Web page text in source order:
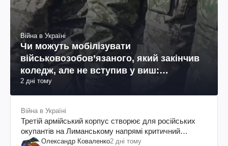
Війна в Україні
Чи можуть мобілізувати
військовозобов’язаного, який закінчив
коледж, але не вступив у виш:
пояснення юриста
2 дні тому
Війна в Україні
Третій армійський корпус створює для російських
окупантів на Лиманському напрямі критичний
дискомфорт: як це вдалося
Олександр Коваленко2 дні тому